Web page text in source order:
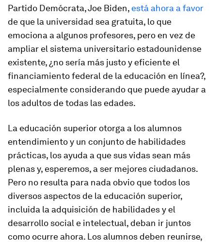
Partido Demócrata, Joe Biden, está ahora a favor
de que la universidad sea gratuita, lo que
emociona a algunos profesores, pero en vez de
ampliar el sistema universitario estadounidense
existente, ¿no sería más justo y eficiente el
financiamiento federal de la educación en línea?,
especialmente considerando que puede ayudar a
los adultos de todas las edades.
La educación superior otorga a los alumnos
entendimiento y un conjunto de habilidades
prácticas, los ayuda a que sus vidas sean más
plenas y, esperemos, a ser mejores ciudadanos.
Pero no resulta para nada obvio que todos los
diversos aspectos de la educación superior,
incluida la adquisición de habilidades y el
desarrollo social e intelectual, deban ir juntos
como ocurre ahora. Los alumnos deben reunirse,